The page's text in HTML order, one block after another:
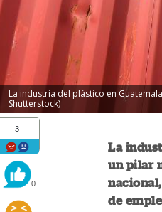
La industria del plástico en
Shutterstock)
3
0
La
un pilar
de